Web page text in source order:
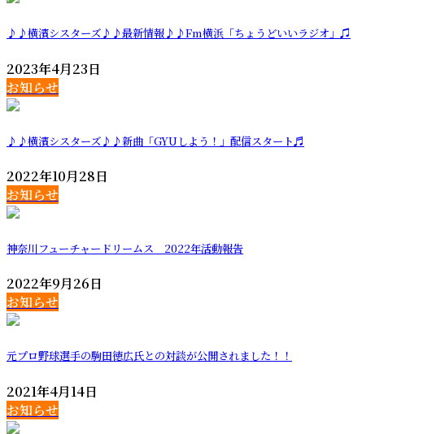
♪♪横濱シスターズ♪♪最新情報♪♪Fm横浜「ちょうどいいラジオ」♫
2023年4月23日
お知らせ
♪♪横濱シスターズ♪♪新曲「GYUしよう！」配信スタート♬
2022年10月28日
お知らせ
神奈川フューチャードリームス 2022年活動報告
2022年9月26日
お知らせ
元プロ野球選手の駒田徳広氏との対談が公開されました！！
2021年4月14日
お知らせ